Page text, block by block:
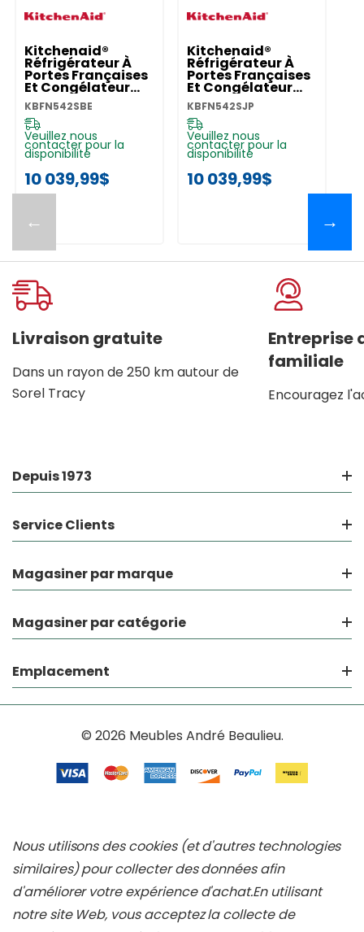
←
Kitchenaid®
Réfrigérateur À
Portes Françaises
Et Congélateur
Inférieur Avec
Intérieur Platine -
42 Po - 24.2 Pi Cu
KBFN542SBE
KBFN542SBE
Veuillez nous
contacter pour la
disponibilité
10 039,99$
Kitchenaid®
Réfrigérateur À
Portes Françaises
Et Congélateur
Inférieur Avec
Intérieur Platine -
42 Po - 24.2 Pi Cu
KBFN542SJP
KBFN542SJP
Veuillez nous
contacter pour la
disponibilité
10 039,99$
→
Livraison gratuite
Dans un rayon de 250 km autour de
Sorel Tracy
Entreprise
familiale
Encouragez
Depuis 1973
Service Clients
Magasiner par marque
Magasiner par catégorie
Emplacement
© 2026 Meubles André Beaulieu.
Nous utilisons des cookies (et d'autres technologies
similaires) pour collecter des données afin
d'améliorer votre expérience d'achat.En utilisant
notre site Web, vous acceptez la collecte de